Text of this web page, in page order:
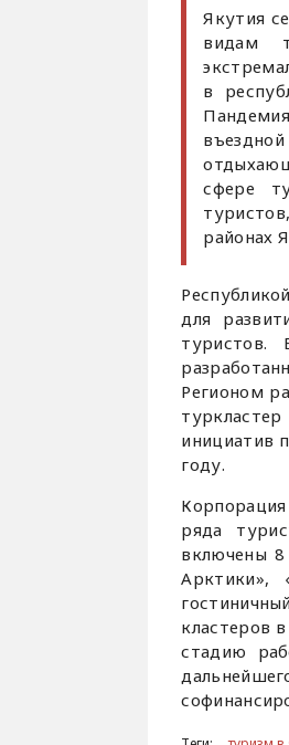
Якутия
видам
в
сфере
районах
для
туристов.
Регионом
инициатив
году.
ряда
включены
Арктики»,
кластеров
стадию